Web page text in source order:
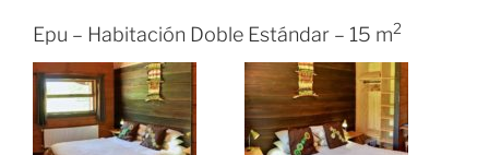
Epu – Habitación Doble Estándar – 15 m2